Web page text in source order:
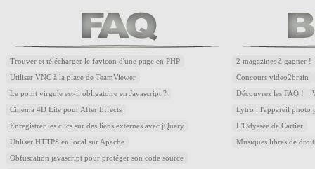
Trouver et télécharger le favicon d'une page en PHP
Utiliser VNC à la place de TeamViewer
Le point virgule est-il obligatoire en Javascript ?
Cinema 4D Lite pour After Effects
Enregistrer les clics sur des liens externes avec jQuery
Utiliser HTTPS en local sur Apache
Obfuscation javascript pour protéger son code source
2 magazines à gagner !
Concours video2brain
Découvrez les FAQ !
Lytro : l'appareil photo
L'Odyssée de Cartier
Musiques libres de